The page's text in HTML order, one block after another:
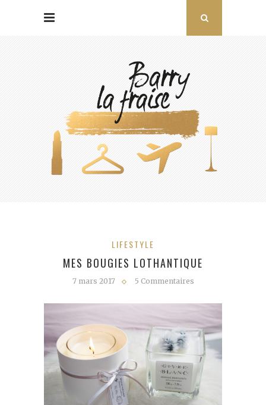
LIFESTYLE
MES BOUGIES LOTHANTIQUE
7 mars 2017 5 Commentaires